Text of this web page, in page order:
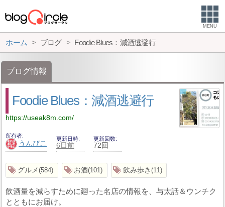
MENU
ホーム ブログ Foodie Blues：減酒逃避行
ブログ情報
Foodie Blues：減酒逃避行
https://useak8m.com/
所有者
うんぴこ
更新日時
6日前
更新回数
72回
グルメ 584 お酒 101 飲み歩き 11
飲酒量を減らすために廻った名店の情報を、与太話＆ウンチク
とともにお届け。